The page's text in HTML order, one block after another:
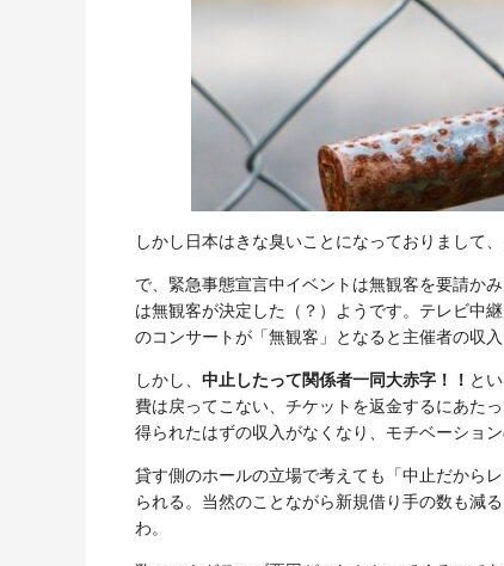
しかし日本はきな臭いことになっておりまして
で、緊急事態宣言中イベントは無観客を要請か
は無観客が決定した（？）ようです。テレビ中
のコンサートが「無観客」となると主催者の収
しかし、 中止したって関係者一同大赤字！！ と
費は戻ってこない、チケットを返金するにあた
得られたはずの収入がなくなり、モチベーショ
貸す側のホールの立場で考えても「中止だから
られる。当然のことながら新規借り手の数も減
わ。